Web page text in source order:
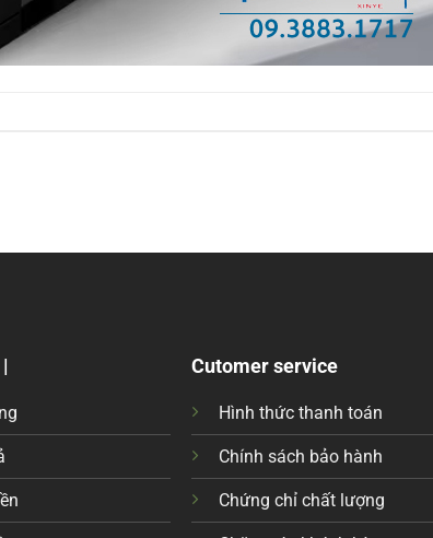
Cutomer service
Hình thức thanh toán
Chính sách bảo hành
Chứng chỉ chất lượng